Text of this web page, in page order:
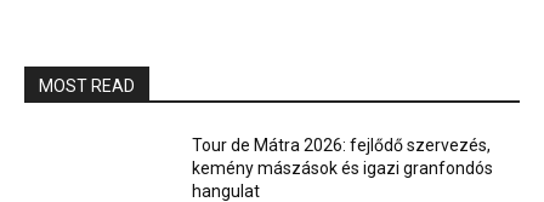
MOST READ
Tour de Mátra 2026: fejlődő szervezés,
kemény mászások és igazi granfondós
hangulat